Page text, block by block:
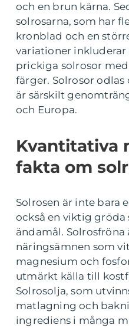
och en brun kärna.
solrosarna, som har
kronblad och en
variationer
prickiga solrosor
färger. Solrosor odlas
är särskilt
och Europa.
Kvantitativa
fakta om
Solrosen är inte bara
också en viktig gröda
ändamål. Solrosfröna
näringsämnen som
magnesium och
utmärkt källa till
Solrosolja, som
matlagning och
ingrediens i många